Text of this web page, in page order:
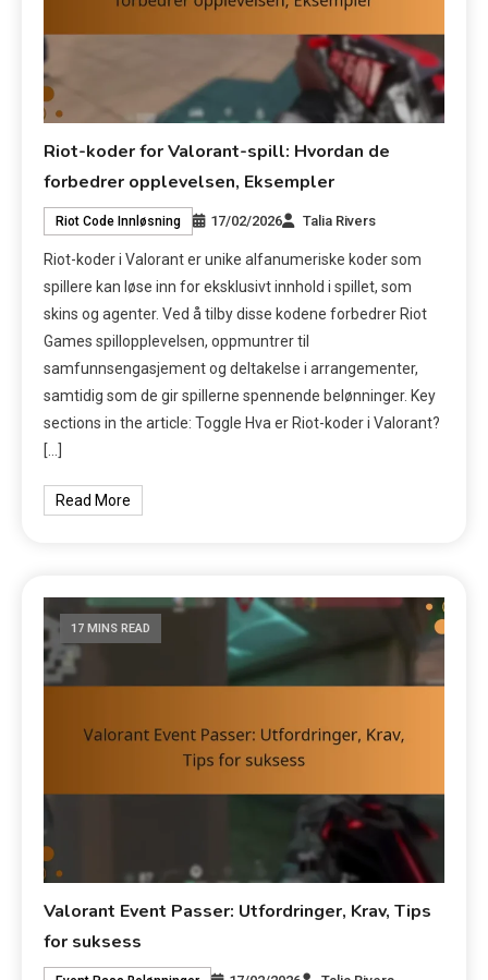
Riot-koder for Valorant-spill: Hvordan de
forbedrer opplevelsen, Eksempler
Riot Code Innløsning 17/02/2026 Talia Rivers
Riot-koder i Valorant er unike alfanumeriske koder som
spillere kan løse inn for eksklusivt innhold i spillet, som
skins og agenter. Ved å tilby disse kodene forbedrer Riot
Games spillopplevelsen, oppmuntrer til
samfunnsengasjement og deltakelse i arrangementer,
samtidig som de gir spillerne spennende belønninger. Key
sections in the article: Toggle Hva er Riot-koder i Valorant?
[…]
Read More
17 MINS READ
Valorant Event Passer: Utfordringer, Krav, Tips
for suksess